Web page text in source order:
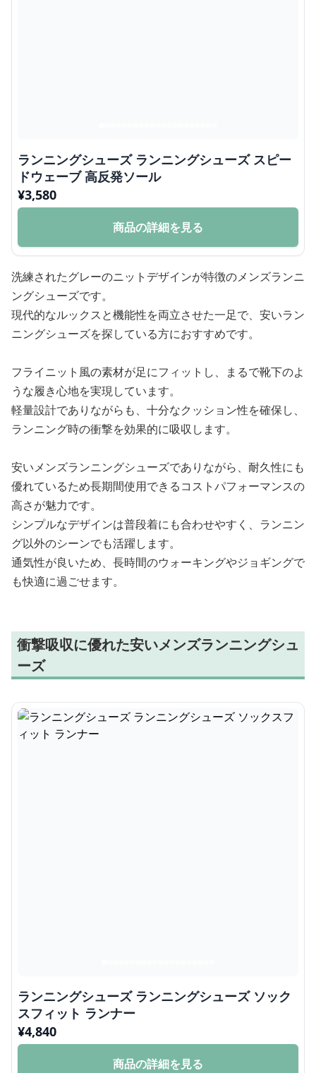
ランニングシューズ ランニングシューズ スピー
ドウェーブ 高反発ソール
¥3,580
商品の詳細を見る
洗練されたグレーのニットデザインが特徴のメンズランニ
ングシューズです。
現代的なルックスと機能性を両立させた一足で、安いラン
ニングシューズを探している方におすすめです。
フライニット風の素材が足にフィットし、まるで靴下のよ
うな履き心地を実現しています。
軽量設計でありながらも、十分なクッション性を確保し、
ランニング時の衝撃を効果的に吸収します。
安いメンズランニングシューズでありながら、耐久性にも
優れているため長期間使用できるコストパフォーマンスの
高さが魅力です。
シンプルなデザインは普段着にも合わせやすく、ランニン
グ以外のシーンでも活躍します。
通気性が良いため、長時間のウォーキングやジョギングで
も快適に過ごせます。
衝撃吸収に優れた安いメンズランニングシュ
ーズ
ランニングシューズ ランニングシューズ ソック
スフィット ランナー
¥4,840
商品の詳細を見る